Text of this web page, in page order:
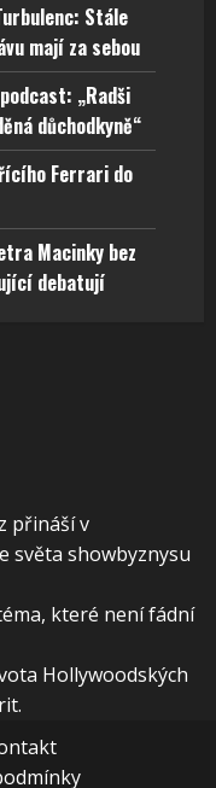
Stále
mají za sebou
„Radši
důchodkyně“
Ferrari do
Macinky bez
debatují
přináší v
světa showbyznysu
které není fádní
Hollywoodských